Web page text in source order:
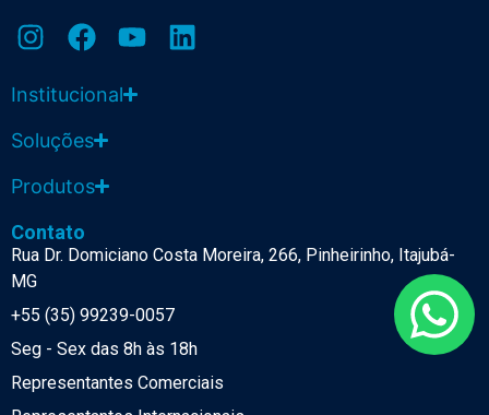
Institucional
Soluções
Produtos
Contato
Rua Dr. Domiciano Costa Moreira, 266, Pinheirinho, Itajubá-
MG
+55 (35) 99239-0057
Seg - Sex das 8h às 18h
Representantes Comerciais